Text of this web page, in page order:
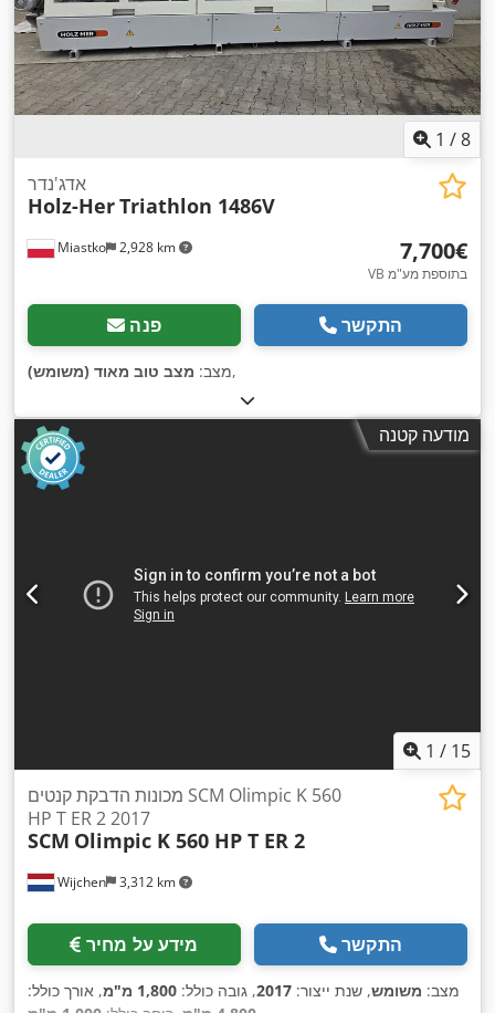
1 /8
Miastko 2,928 km
אדג'נדר
Holz-HerTriathlon 1486V
‏7,700 ‏€
VB בתוספת מע"מ
פנה התקשר
מצב: מצב טוב מאוד (משומש) ,
מודעה קטנה
1 / 15
Wijchen 3,312 km
מכונות הדבקת קנטים SCM Olimpic K 560
HP T ER 2 2017
SCM Olimpic K 560 HP T ER 2
מידע על מחיר התקשר
מצב: משומש, שנת ייצור: 2017, גובה כולל: 1,800 מ"מ
, אורך כולל: